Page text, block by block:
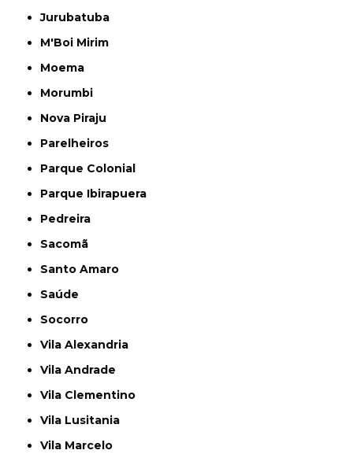
Jurubatuba
M'Boi Mirim
Moema
Morumbi
Nova Piraju
Parelheiros
Parque Colonial
Parque Ibirapuera
Pedreira
Sacomã
Santo Amaro
Saúde
Socorro
Vila Alexandria
Vila Andrade
Vila Clementino
Vila Lusitania
Vila Marcelo